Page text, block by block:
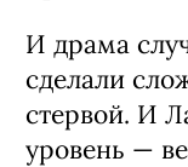
И драма
сделали
стервой. И
уровень —